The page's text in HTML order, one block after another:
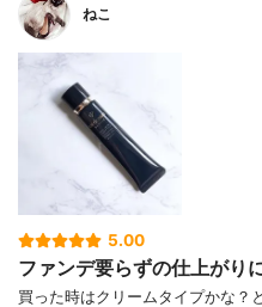
ねこ
5.00
ファンデ要らずの仕上がり
買った時はクリームタイプかな？